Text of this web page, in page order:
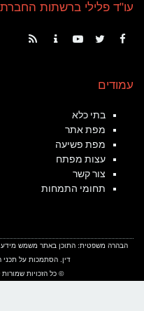
עו"ד פלילי ברשתות
עמודים
בתי כלא
מפת אתר
מפת פשיעה
עצות מפתח
צור קשר
תחומי התמחות
הבהרה משפטית: התוכן באתר משמש מידע
דין. הסתמכות על תכני
© כל הזכויות שמורות